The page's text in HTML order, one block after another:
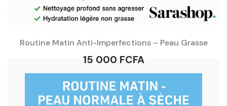
Routine Matin Anti-Imperfections – Peau Grasse
15 000 FCFA